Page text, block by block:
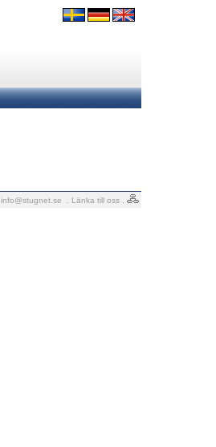
info@stugnet.se Länka till oss